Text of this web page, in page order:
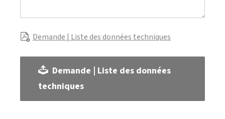
Demande | Liste des données techniques
Demande | Liste des données
techniques